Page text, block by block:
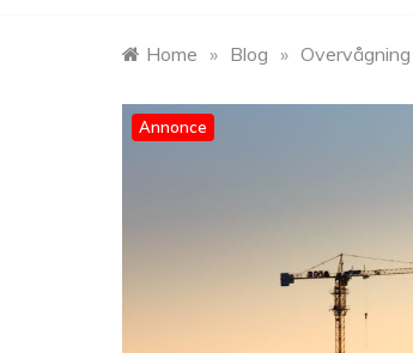
Home » Blog »
Annonce